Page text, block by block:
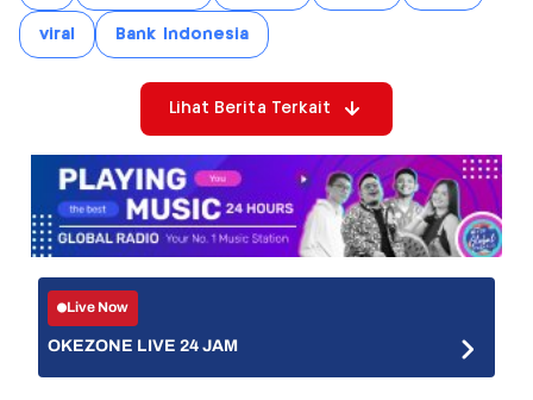
viral Bank Indonesia
Lihat Berita Terkait
Live Now
OKEZONE LIVE 24 JAM